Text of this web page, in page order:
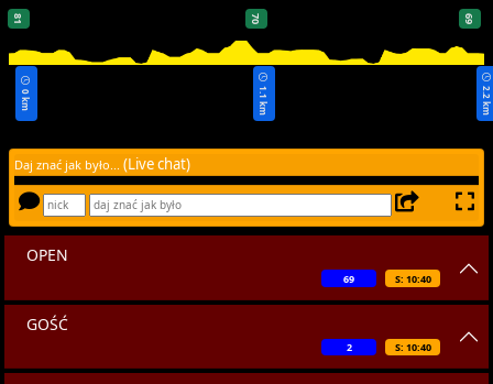
0 km
81 70
1.1 km
69
2.2 km
Daj znać jak było... (Live chat)
OPEN
S: 10:40
69
GOŚĆ
S: 10:40
2